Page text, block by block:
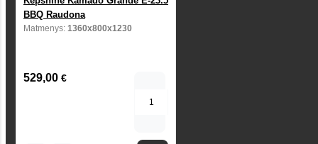
BBQ Raudona
Matmenys: 1360x800x1230
529,00 €